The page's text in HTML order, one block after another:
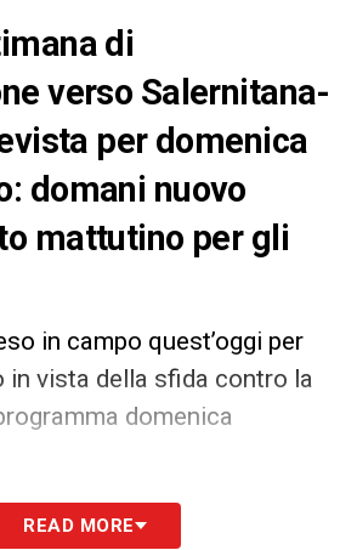
di
verso Salernitana-
per domenica
domani nuovo
mattutino per gli
in campo quest’oggi per
in vista della sfida contro la
domenica
dal club rossoblù sul proprio
READ MORE